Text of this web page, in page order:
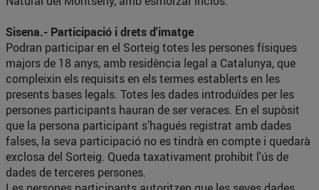
Sisena.- Participació i drets d'imatge
Podran participar en el Sorteig totes les persones físiques
majors de 18 anys, amb residència legal a Catalunya, que
compleixin els requisits en els termes establerts en les
presents bases legals. Totes les dades introduïdes per les
persones participants hauran de ser veraces. En el supòsit
que la persona participant s’hagués registrat amb dades
falses, la seva participació no es tindrà en compte i quedarà
exclosa del Sorteig. Queda taxativament prohibit l'ús de
dades de terceres persones.